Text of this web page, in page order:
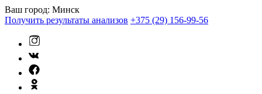
Ваш город: Минск
Получить результаты анализов +375 (29) 156-99-56